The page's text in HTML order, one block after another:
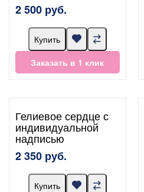
2 500 руб.
Купить
Заказать в 1 клик
Гелиевое сердце с
индивидуальной
надписью
2 350 руб.
Купить